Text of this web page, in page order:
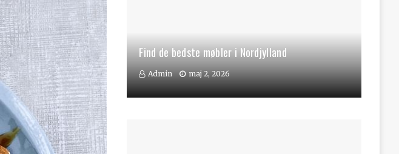
Find de bedste møbler i Nordjylland
Admin maj 2, 2026